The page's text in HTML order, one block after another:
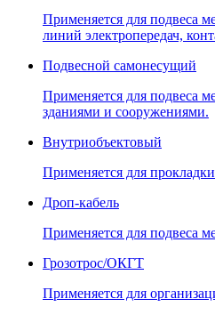
Применяется для подвеса
линий электропередач,
Подвесной самонесущий
Применяется для подвеса
зданиями и сооружениями.
Внутриобъектовый
Применяется для
Дроп-кабель
Применяется для подвеса
Грозотрос/ОКГТ
Применяется для